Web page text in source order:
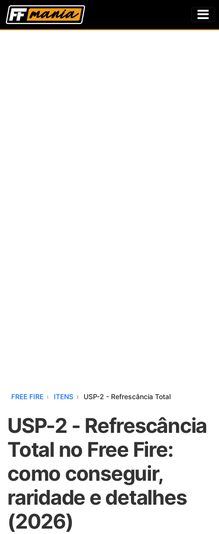
FREE FIRE ITENS USP-2 - Refrescância Total
USP-2 - Refrescância
Total no Free Fire:
como conseguir,
raridade e detalhes
(2026)